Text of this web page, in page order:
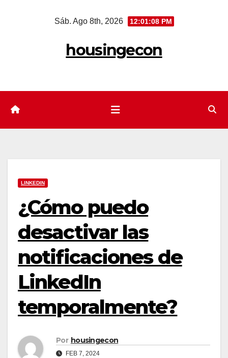
Sáb. Ago 8th, 2026 12:01:09 PM
housingecon
LINKEDIN
¿Cómo puedo
desactivar las
notificaciones de
LinkedIn
temporalmente?
Por housingecon
FEB 7, 2024